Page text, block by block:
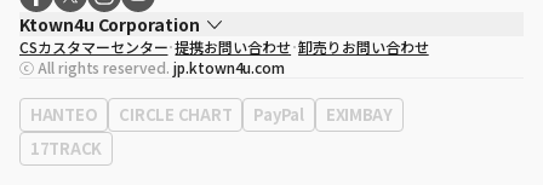
Ktown4u Corporation
代表取締役
ソン・ヒョミン
事業者登録番号120-87-71116
eContext
0120-23-7523
事務所住所
ソウル特別市江南区永東大路513、3階(三成洞、coex)
CSカスタマーセンター 提携お問い合わせ 卸売りお問い合わせ
ⓒ All rights reserved. jp.ktown4u.com
HANTEO CIRCLE CHART PayPal
EXIMBAY
17TRACK